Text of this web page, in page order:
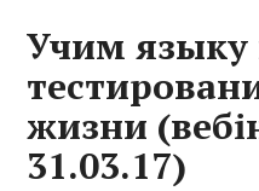
Учим языку
жизни
31.03.17)